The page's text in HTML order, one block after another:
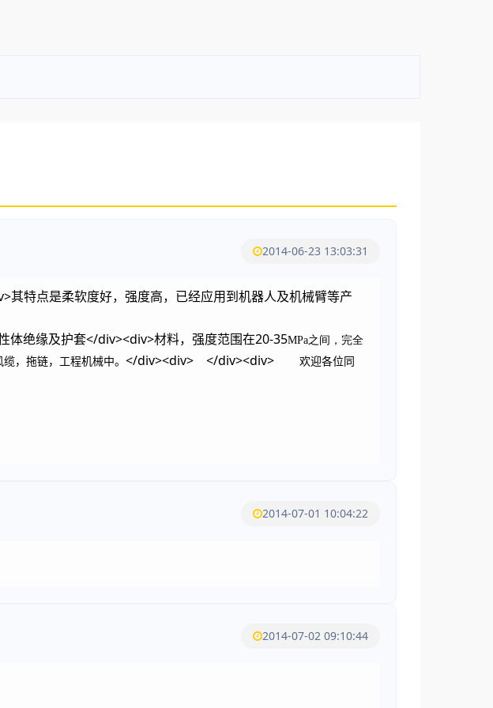
2014-06-23 13:03:31
特点是柔软度好，强度高，已经应用到机器人及机械臂等产
绝缘及护套</div><div>材料，强度范围在20-35MPa之间，完全
，拖链，工程机械中。 </div><div> </div><div> 欢迎各位同
2014-07-01 10:04:22
2014-07-02 09:10:44